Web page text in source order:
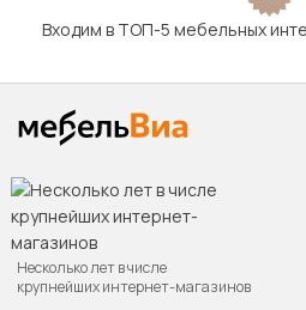
Входим в ТОП-5 мебельных
Несколько лет в числе
крупнейших интернет-магазинов